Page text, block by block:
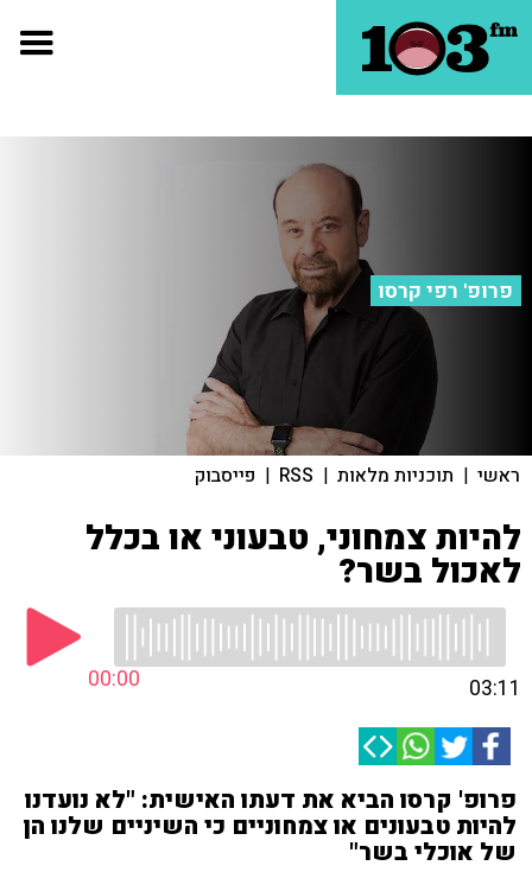
פרופ' רפי קרסו
ראשי | תוכניות מלאות |
RSS
| פייסבוק
להיות צמחוני, טבעוני או בכלל
לאכול בשר?
00:00 03:11
פרופ' קרסו הביא את דעתו האישית: "לא נועדנו
להיות טבעונים או צמחוניים כי השיניים שלנו הן
של אוכלי בשר"